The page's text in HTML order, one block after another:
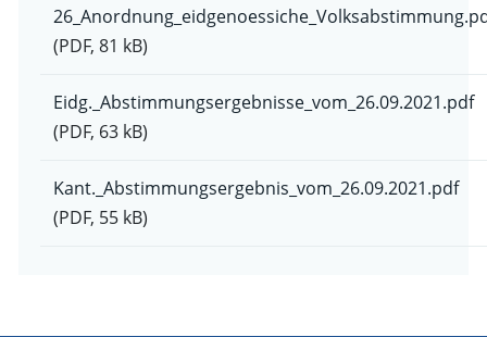
(PDF, 81 kB)
Eidg._Abstimmungsergebnisse_vom_26.09.2021.pdf
(PDF, 63 kB)
Kant._Abstimmungsergebnis_vom_26.09.2021.pdf
(PDF, 55 kB)